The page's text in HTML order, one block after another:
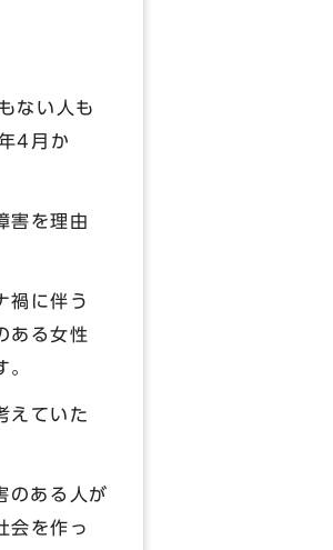
ない人も
4月か
害を理由
禍に伴う
ある女性
えていた
のある人が
会を作っ